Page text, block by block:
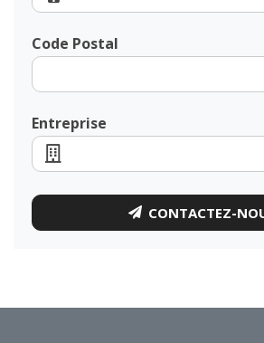
Code Postal
Entreprise
CONTACTEZ-